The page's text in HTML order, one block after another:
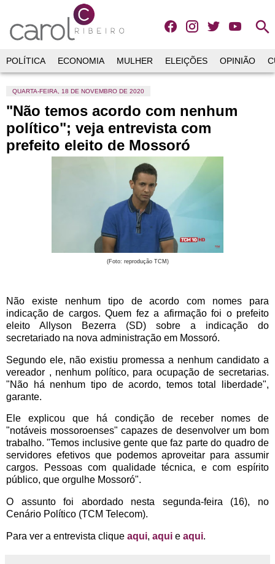
search
POLÍTICA ECONOMIA MULHER ELEIÇÕES OPINIÃO
QUARTA-FEIRA, 18 DE NOVEMBRO DE 2020
"Não temos acordo com nenhum
político"; veja entrevista com
prefeito eleito de Mossoró
(Foto: reprodução TCM)
Não existe nenhum tipo de acordo com nomes para
indicação de cargos. Quem fez a afirmação foi o prefeito
eleito Allyson Bezerra (SD) sobre a indicação do
secretariado na nova administração em Mossoró.
Segundo ele, não existiu promessa a nenhum candidato a
vereador , nenhum político, para ocupação de secretarias.
"Não há nenhum tipo de acordo, temos total liberdade",
garante.
Ele explicou que há condição de receber nomes de
"notáveis mossoroenses" capazes de desenvolver um bom
trabalho. "Temos inclusive gente que faz parte do quadro de
servidores efetivos que podemos aproveitar para assumir
cargos. Pessoas com qualidade técnica, e com espírito
público, que orgulhe Mossoró".
O assunto foi abordado nesta segunda-feira (16), no
Cenário Político (TCM Telecom).
Para ver a entrevista clique aqui, aqui e aqui.